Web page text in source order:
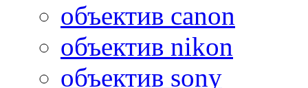
объектив canon
объектив nikon
объектив sony